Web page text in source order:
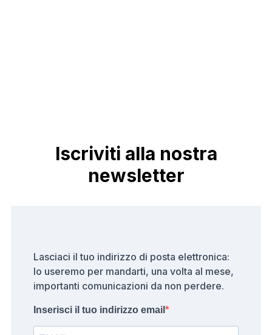
Iscriviti alla nostra
newsletter
Lasciaci il tuo indirizzo di posta elettronica:
lo useremo per mandarti, una volta al mese,
importanti comunicazioni da non perdere.
Inserisci il tuo indirizzo email